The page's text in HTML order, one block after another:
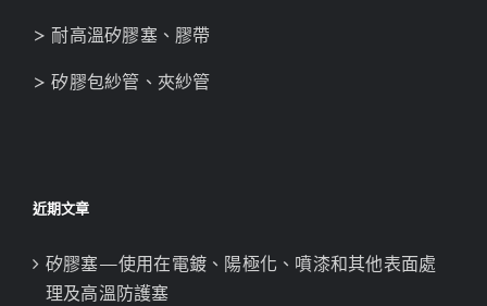
> 耐高溫矽膠塞、膠帶
> 矽膠包紗管、夾紗管
近期文章
矽膠塞—使用在電鍍、陽極化、噴漆和其他表面處
理及高溫防護塞